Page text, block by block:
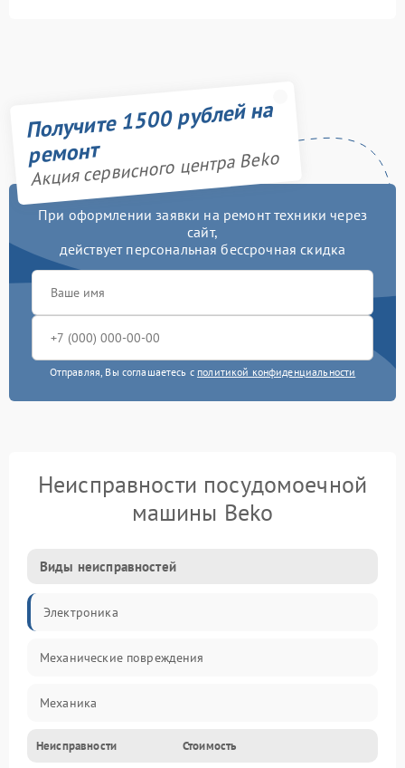
Получите 1500 рублей на
ремонт
Акция сервисного центра Beko
При оформлении заявки на ремонт техники через
сайт,
действует персональная бессрочная скидка
Отправляя, Вы соглашаетесь с политикой конфиденциальности
Неисправности посудомоечной
машины Beko
Виды неисправностей
Электроника
Механические повреждения
Механика
Управление
Неисправности Стоимость